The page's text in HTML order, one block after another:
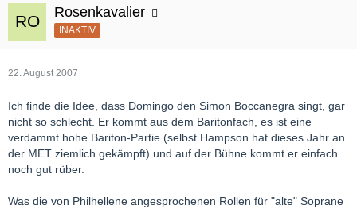
Rosenkavalier
INAKTIV
22. August 2007
Ich finde die Idee, dass Domingo den Simon Boccanegra singt, gar
nicht so schlecht. Er kommt aus dem Baritonfach, es ist eine
verdammt hohe Bariton-Partie (selbst Hampson hat dieses Jahr an
der MET ziemlich gekämpft) und auf der Bühne kommt er einfach
noch gut rüber.
Was die von Philhellene angesprochenen Rollen für "alte" Soprane